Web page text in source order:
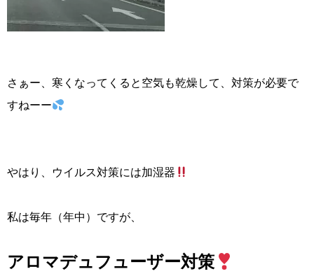
さぁー、寒くなってくると空気も乾燥して、対策が必要で
すねーー
やはり、ウイルス対策には加湿器
私は毎年（年中）ですが、
アロマデュフューザー対策